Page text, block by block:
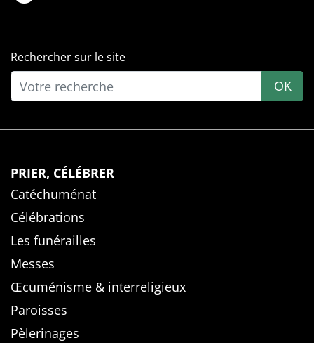
Rechercher sur le site
OK
PRIER, CÉLÉBRER
Catéchuménat
Célébrations
Les funérailles
Messes
Œcuménisme & interreligieux
Paroisses
Pèlerinages